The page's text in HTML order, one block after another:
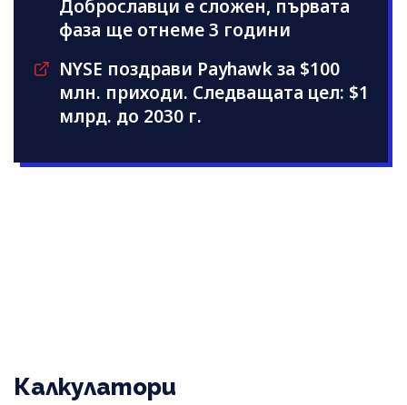
Доброславци е сложен, първата
фаза ще отнеме 3 години
NYSE поздрави Payhawk за $100
млн. приходи. Следващата цел: $1
млрд. до 2030 г.
Калкулатори